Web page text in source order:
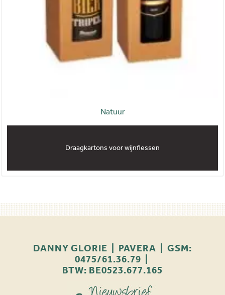
Natuur
Draagkartons voor wijnflessen
DANNY GLORIE | PAVERA | GSM:
0475/61.36.79 |
BTW: BE0523.677.165